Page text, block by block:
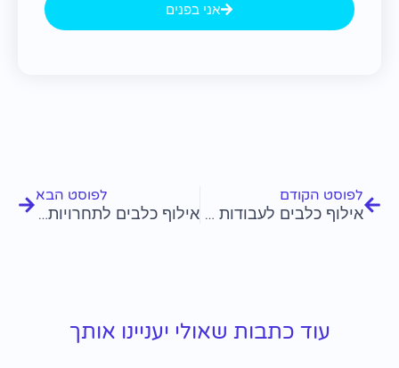
אני בפנים
לפוסט הקודם
אילוף כלבים לעבודות שירות
לפוסט הבא
אילוף כלבים לתחרויות ציות
עוד כתבות שאולי יעניינו אותך